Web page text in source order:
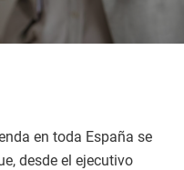
en toda España se
desde el ejecutivo